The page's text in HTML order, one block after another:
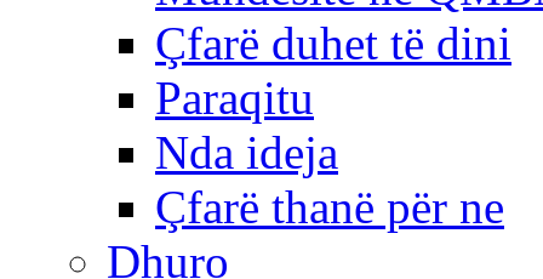
Çfarë duhet të dini
Paraqitu
Nda ideja
Çfarë thanë për ne
Dhuro